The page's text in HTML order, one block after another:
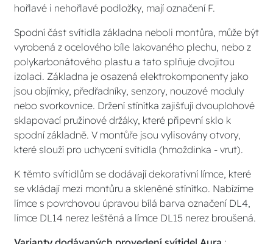
hořlavé i nehořlavé podložky, mají označení F.
Spodní část svítidla základna neboli montůra, může být
vyrobená z ocelového bíle lakovaného plechu, nebo z
polykarbonátového plastu a tato splňuje dvojitou
izolaci. Základna je osazená elektrokomponenty jako
jsou objímky, předřadníky, senzory, nouzové moduly
nebo svorkovnice. Držení stínítka zajišťují dvouplohové
sklapovací pružinové držáky, které připevní sklo k
spodní základně. V montůře jsou vylisovány otvory,
které slouží pro uchycení svítidla (hmoždinka - vrut).
K těmto svítidlům se dodávají dekorativní límce, které
se vkládají mezi montůru a skleněné stínítko. Nabízíme
límce s povrchovou úpravou bílá barva označení DL4,
límce DL14 nerez leštěná a límce DL15 nerez broušená.